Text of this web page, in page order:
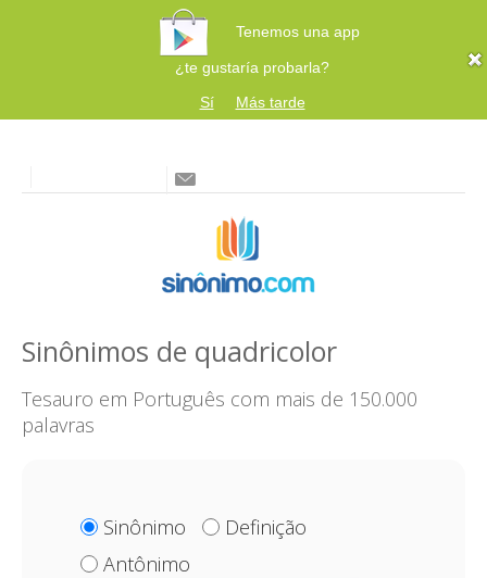
Tenemos una app
¿te gustaría probarla?
Sí
Más tarde
Sinônimos de quadricolor
Tesauro em Português com mais de 150.000
palavras
Sinônimo
Definição
Antônimo